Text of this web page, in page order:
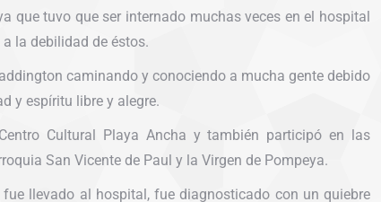
que tuvo que ser internado muchas veces en el hospital
la debilidad de éstos.
caminando y conociendo a mucha gente debido
y espíritu libre y alegre.
Cultural Playa Ancha y también participó en las
San Vicente de Paul y la Virgen de Pompeya.
llevado al hospital, fue diagnosticado con un quiebre